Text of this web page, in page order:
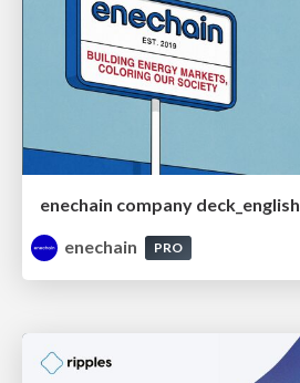
enechain company deck_english
enechain
PRO